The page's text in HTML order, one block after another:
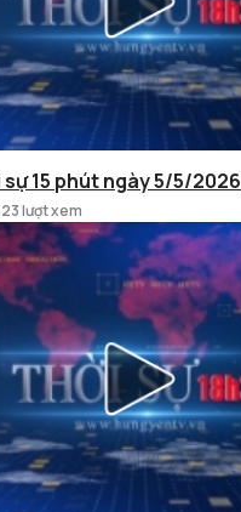
15 phút ngày 5/5/2026
lượt xem